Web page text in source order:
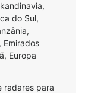
do Sul,
Emirados
Europa
radares para